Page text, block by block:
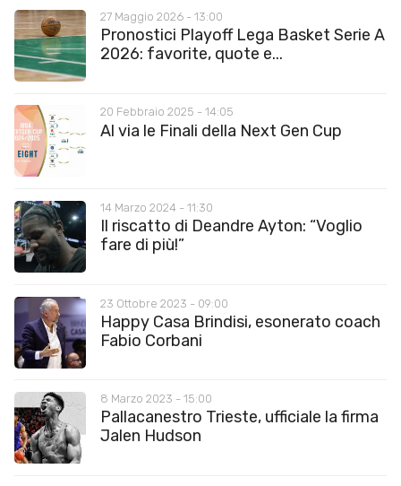
27 Maggio 2026 - 13:00
Pronostici Playoff Lega Basket Serie A
2026: favorite, quote e...
20 Febbraio 2025 - 14:05
Al via le Finali della Next Gen Cup
14 Marzo 2024 - 11:30
Il riscatto di Deandre Ayton: “Voglio
fare di più!”
23 Ottobre 2023 - 09:00
Happy Casa Brindisi, esonerato coach
Fabio Corbani
8 Marzo 2023 - 15:00
Pallacanestro Trieste, ufficiale la firma
Jalen Hudson